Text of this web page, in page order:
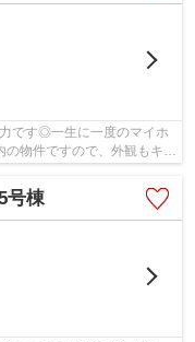
です◎一生に一度のマイホ
物件ですので、外観もキレ
号棟